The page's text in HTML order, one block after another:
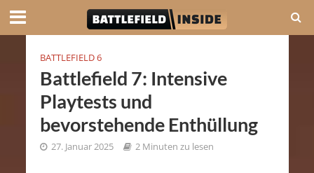
BATTLEFIELD 6
Battlefield 7: Intensive
Playtests und
bevorstehende Enthüllung
27. Januar 2025 2 Minuten zu lesen